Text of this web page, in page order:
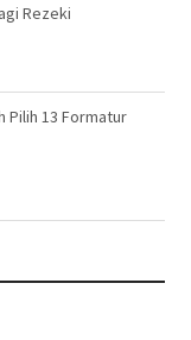
Rezeki
Pilih 13 Formatur